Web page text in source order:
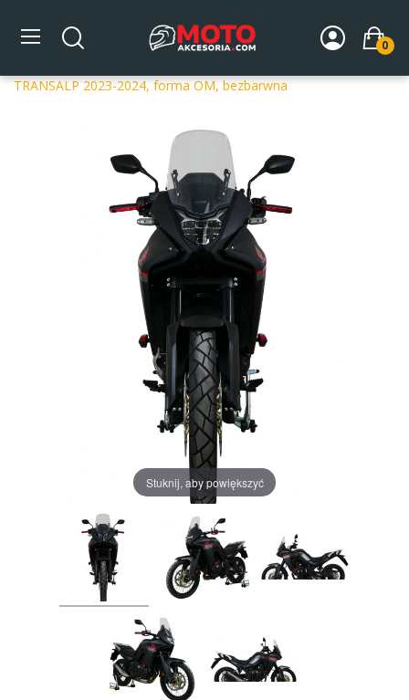
0
Strona główna DLA MOTOCYKLA Szyby
Szyby
TRANSALP 2023-2024, forma OM, bezbarwna
Stuknij, aby powiększyć